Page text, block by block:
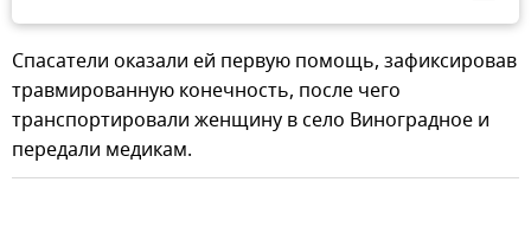
Спасатели оказали ей первую помощь, зафиксировав
травмированную конечность, после чего
транспортировали женщину в село Виноградное и
передали медикам.